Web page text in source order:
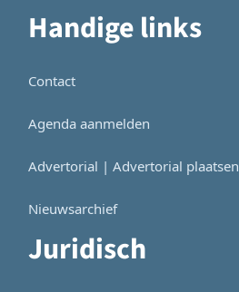
Handige links
Contact
Agenda aanmelden
Advertorial | Advertorial plaatsen
Nieuwsarchief
Juridisch